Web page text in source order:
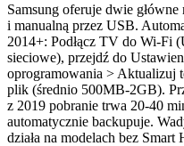
Samsung oferuje dwie
i manualną przez USB.
2014+: Podłącz TV do Wi-Fi
sieciowe), przejdź do
oprogramowania > Aktualizuj
plik (średnio 500MB-2GB).
z 2019 pobranie trwa 20-40
automatycznie backupuje.
działa na modelach bez Smart